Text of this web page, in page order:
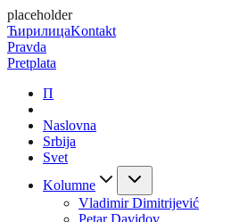
placeholder
ЋирилицаKontakt
Pravda
Pretplata
П
Naslovna
Srbija
Svet
Kolumne
Vladimir Dimitrijević
Petar Davidov